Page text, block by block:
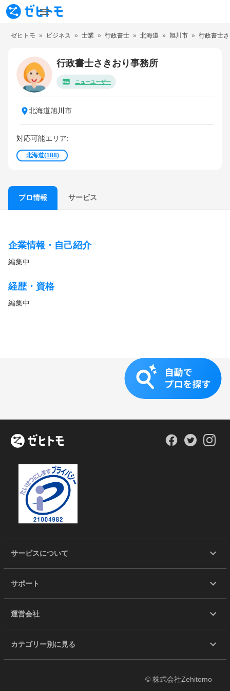
ゼヒトモ ビジネス 士業 行政書士 北海道 旭川市 行政書士
行政書士さきおり事務所
ニューユーザー
北海道旭川市
対応可能エリア:
北海道(188)
プロ情報 サービス
企業情報・自己紹介
編集中
経歴・資格
編集中
サービスについて
サポート
運営会社
カテゴリー別に見る
© 株式会社Zehitomo